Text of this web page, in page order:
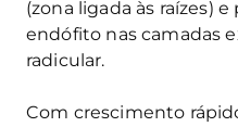
(zona ligada às raízes)
endófito nas camadas
radicular.
Com crescimento